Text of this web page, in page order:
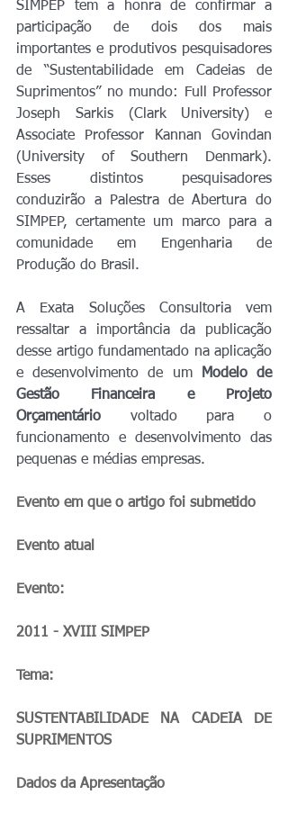
SIMPEP tem a honra de confirmar a
participação de dois dos mais
importantes e produtivos pesquisadores
de “Sustentabilidade em Cadeias de
Suprimentos” no mundo: Full Professor
Joseph Sarkis (Clark University) e
Associate Professor Kannan Govindan
(University of Southern Denmark).
Esses distintos pesquisadores
conduzirão a Palestra de Abertura do
SIMPEP, certamente um marco para a
comunidade em Engenharia de
Produção do Brasil.
A Exata Soluções Consultoria vem
ressaltar a importância da publicação
desse artigo fundamentado na aplicação
e desenvolvimento de um
Modelo de
Gestão Financeira e Projeto
Orçamentário voltado para o
funcionamento e desenvolvimento das
pequenas e médias empresas.
Evento em que o artigo foi submetido
Evento atual
Evento:
2011 - XVIII SIMPEP
Tema:
SUSTENTABILIDADE NA CADEIA DE
SUPRIMENTOS
Dados da Apresentação